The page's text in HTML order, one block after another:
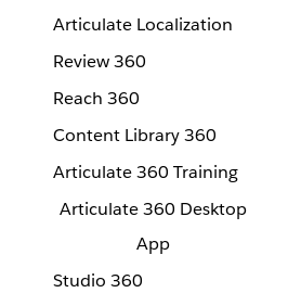
Articulate Localization
Review 360
Reach 360
Content Library 360
Articulate 360 Training
Articulate 360 Desktop
App
Studio 360